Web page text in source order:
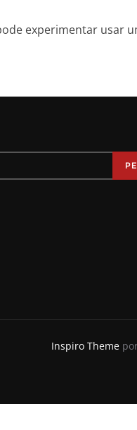
experimentar usar
Inspiro Theme